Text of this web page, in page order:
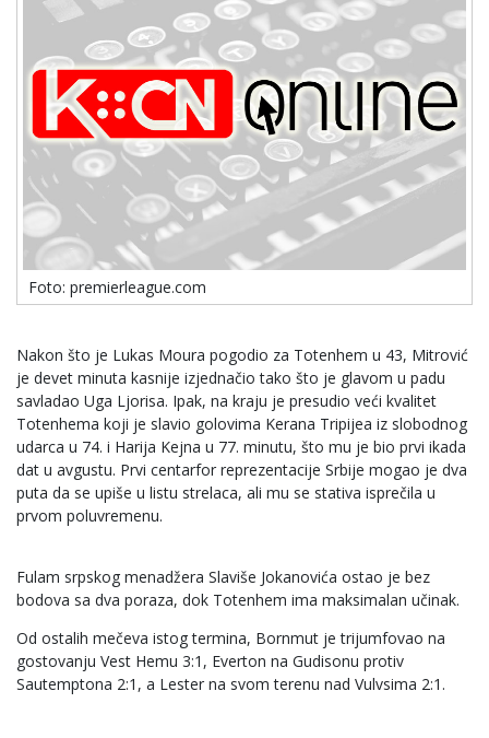
Foto: premierleague.com
Nakon što je Lukas Moura pogodio za Totenhem u 43, Mitrović
je devet minuta kasnije izjednačio tako što je glavom u padu
savladao Uga Ljorisa. Ipak, na kraju je presudio veći kvalitet
Totenhema koji je slavio golovima Kerana Tripijea iz slobodnog
udarca u 74. i Harija Kejna u 77. minutu, što mu je bio prvi ikada
dat u avgustu. Prvi centarfor reprezentacije Srbije mogao je dva
puta da se upiše u listu strelaca, ali mu se stativa isprečila u
prvom poluvremenu.
Fulam srpskog menadžera Slaviše Jokanovića ostao je bez
bodova sa dva poraza, dok Totenhem ima maksimalan učinak.
Od ostalih mečeva istog termina, Bornmut je trijumfovao na
gostovanju Vest Hemu 3:1, Everton na Gudisonu protiv
Sautemptona 2:1, a Lester na svom terenu nad Vulvsima 2:1.